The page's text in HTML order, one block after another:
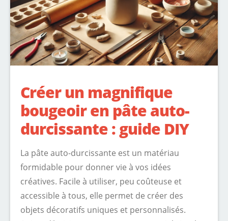
Créer un magnifique
bougeoir en pâte auto-
durcissante : guide DIY
La pâte auto-durcissante est un matériau
formidable pour donner vie à vos idées
créatives. Facile à utiliser, peu coûteuse et
accessible à tous, elle permet de créer des
objets décoratifs uniques et personnalisés.